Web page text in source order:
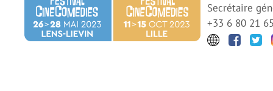
Secrétaire
+33 6 80 21